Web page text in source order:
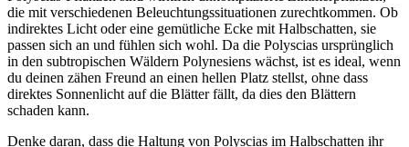
die mit verschiedenen Beleuchtungssituationen zurechtkommen. Ob
indirektes Licht oder eine gemütliche Ecke mit Halbschatten, sie
passen sich an und fühlen sich wohl. Da die Polyscias ursprünglich
in den subtropischen Wäldern Polynesiens wächst, ist es ideal, wenn
du deinen zähen Freund an einen hellen Platz stellst, ohne dass
direktes Sonnenlicht auf die Blätter fällt, da dies den Blättern
schaden kann.
Denke daran, dass die Haltung von Polyscias im Halbschatten ihr